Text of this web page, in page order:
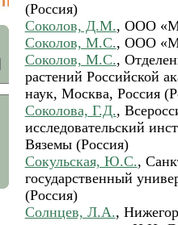
(Россия)
Соколов, Д.М., ООО
Соколов, М.С., ООО
Соколов, М.С.,
растений Российской
наук, Москва, Россия
Соколова, Г.Д.,
исследовательский
Вяземы (Россия)
Сокульская, Ю.С.,
государственный
(Россия)
Солнцев, Л.А.,